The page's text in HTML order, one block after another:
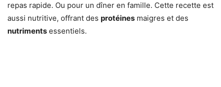
repas rapide. Ou pour un dîner en famille. Cette recette est
aussi nutritive, offrant des protéines maigres et des
nutriments essentiels.